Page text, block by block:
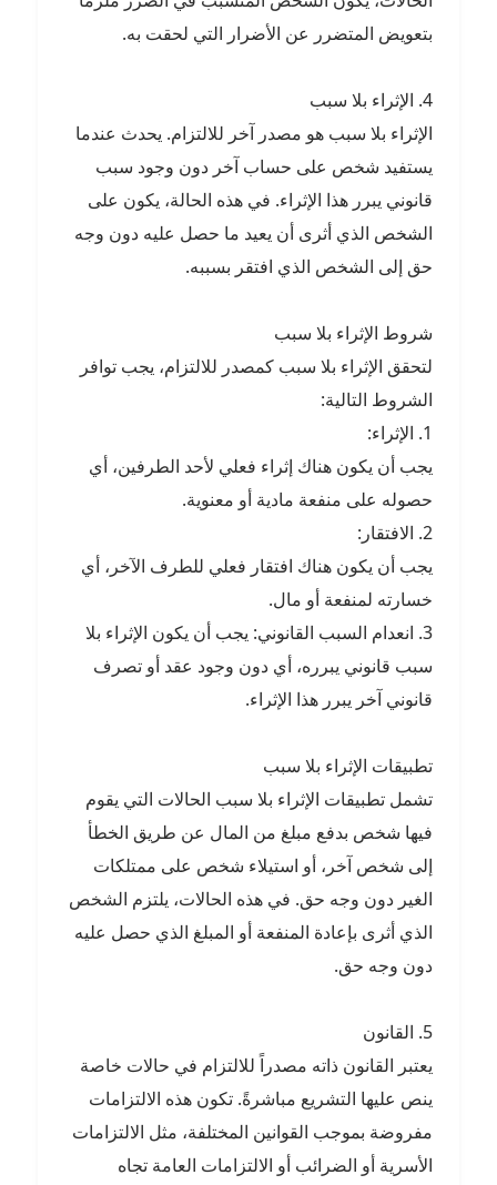
بتعويض المتضرر عن الأضرار التي لحقت به.
4. الإثراء بلا سبب
الإثراء بلا سبب هو مصدر آخر للالتزام. يحدث عندما
يستفيد شخص على حساب آخر دون وجود سبب
قانوني يبرر هذا الإثراء. في هذه الحالة، يكون على
الشخص الذي أثرى أن يعيد ما حصل عليه دون وجه
حق إلى الشخص الذي افتقر بسببه.
شروط الإثراء بلا سبب
لتحقق الإثراء بلا سبب كمصدر للالتزام، يجب توافر
الشروط التالية:
1. الإثراء:
يجب أن يكون هناك إثراء فعلي لأحد الطرفين، أي
حصوله على منفعة مادية أو معنوية.
2. الافتقار:
يجب أن يكون هناك افتقار فعلي للطرف الآخر، أي
خسارته لمنفعة أو مال.
3. انعدام السبب القانوني: يجب أن يكون الإثراء بلا
سبب قانوني يبرره، أي دون وجود عقد أو تصرف
قانوني آخر يبرر هذا الإثراء.
تطبيقات الإثراء بلا سبب
تشمل تطبيقات الإثراء بلا سبب الحالات التي يقوم
فيها شخص بدفع مبلغ من المال عن طريق الخطأ
إلى شخص آخر، أو استيلاء شخص على ممتلكات
الغير دون وجه حق. في هذه الحالات، يلتزم الشخص
الذي أثرى بإعادة المنفعة أو المبلغ الذي حصل عليه
دون وجه حق.
5. القانون
يعتبر القانون ذاته مصدراً للالتزام في حالات خاصة
ينص عليها التشريع مباشرةً. تكون هذه الالتزامات
مفروضة بموجب القوانين المختلفة، مثل الالتزامات
الأسرية أو الضرائب أو الالتزامات العامة تجاه